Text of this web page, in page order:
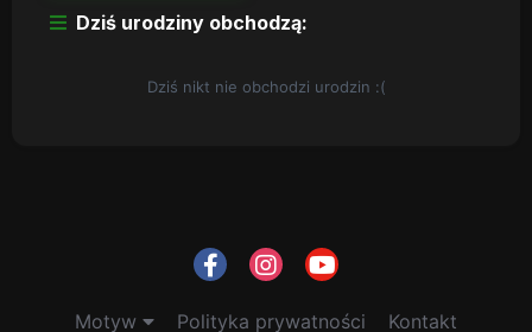
Dziś urodziny obchodzą:
Dziś nikt nie obchodzi urodzin :(
Motyw Polityka prywatności Kontakt